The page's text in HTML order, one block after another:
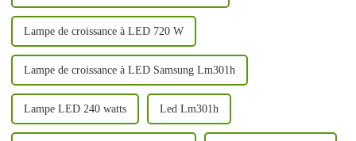
Lampe de croissance à LED 720 W
Lampe de croissance à LED Samsung Lm301h
Lampe LED 240 watts Led Lm301h